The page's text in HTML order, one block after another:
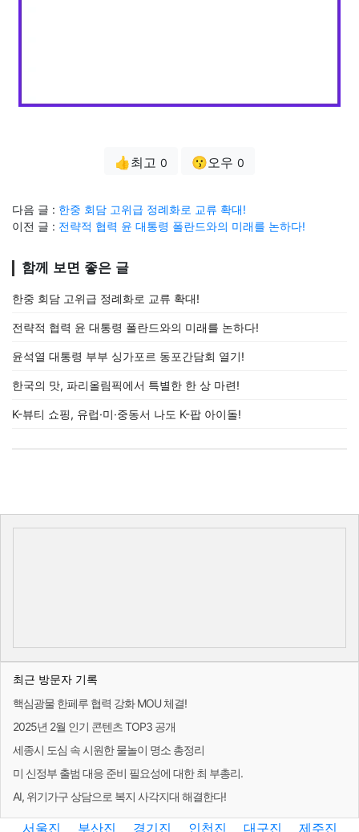
👍최고 0 😗오우 0
다음 글 : 한중 회담 고위급 정례화로 교류 확대!
이전 글 : 전략적 협력 윤 대통령 폴란드와의 미래를 논하다!
함께 보면 좋은 글
한중 회담 고위급 정례화로 교류 확대!
전략적 협력 윤 대통령 폴란드와의 미래를 논하다!
윤석열 대통령 부부 싱가포르 동포간담회 열기!
한국의 맛, 파리올림픽에서 특별한 한 상 마련!
K-뷰티 쇼핑, 유럽·미·중동서 나도 K-팝 아이돌!
최근 방문자 기록
핵심광물 한페루 협력 강화 MOU 체결!
2025년 2월 인기 콘텐츠 TOP3 공개
세종시 도심 속 시원한 물놀이 명소 총정리
미 신정부 출범 대응 준비 필요성에 대한 최 부총리.
AI, 위기가구 상담으로 복지 사각지대 해결한다!
서울진 부산진 경기진 인천진 대구진 제주진